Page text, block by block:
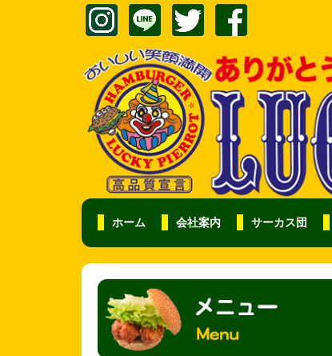
ホーム 会社案内 サーカス団